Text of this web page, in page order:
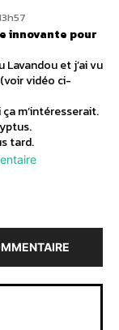
innovante pour
Lavandou et j’ai vu
vidéo ci-
m’intéresserait.
tard.